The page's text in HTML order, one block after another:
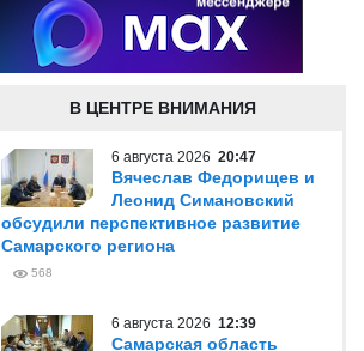
В ЦЕНТРЕ ВНИМАНИЯ
6 августа 2026 20:47
Вячеслав Федорищев и
Леонид Симановский
обсудили перспективное развитие
Самарского региона
568
6 августа 2026 12:39
Самарская область